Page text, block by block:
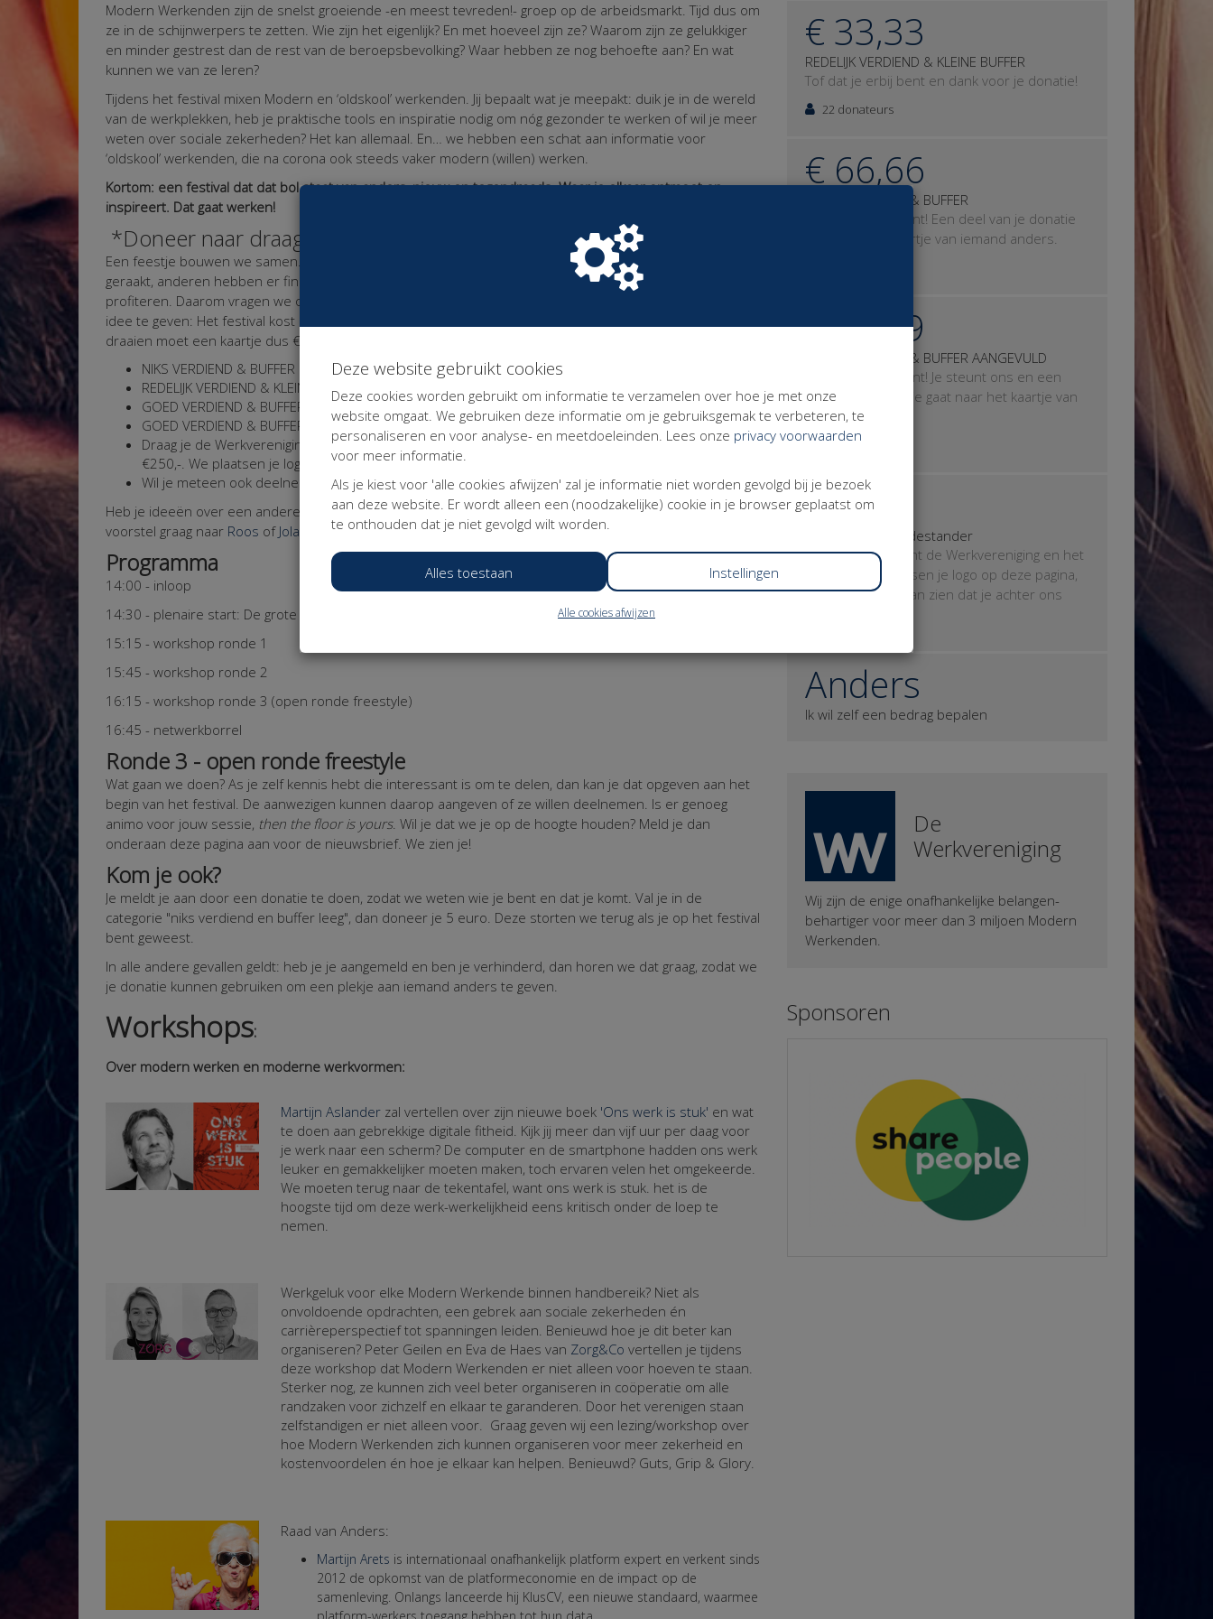
Modern Werkenden zijn de snelst groeiende -en meest tevreden!- groep op de arbeidsmarkt. Tijd dus om
ze in de schijnwerpers te zetten. Wie zijn het eigenlijk? En met hoeveel zijn ze? Waarom zijn ze gelukkiger
en minder gestrest dan de rest van de beroepsbevolking? Waar hebben ze nog behoefte aan? En wat
kunnen we van ze leren?
Tijdens het festival mixen Modern en ‘oldskool’ werkenden. Jij bepaalt wat je meepakt: duik je in de wereld
van de werkplekken, heb je praktische tools en inspiratie nodig om nóg gezonder te werken of wil je meer
weten over sociale zekerheden? Het kan allemaal. En… we hebben een schat aan informatie voor
‘oldskool’ werkenden, die na corona ook steeds vaker modern (willen) werken.
Kortom: een festival dat dat bol staat van anders, nieuw en tegendraads. Waar je elkaar ontmoet en
inspireert. Dat gaat werken!
*Doneer naar draagkracht? Wat houdt dat in?
Een feestje bouwen we samen. Sommigen van ons zijn onevenredig hard door de coronamaatregelen
geraakt, anderen hebben er financieel weinig van gemerkt en weer anderen hebben juist kunnen
profiteren. Daarom vragen we om solidair met elkaar te zijn en te doneren naar draagkracht. Om je een
idee te geven: Het festival kost ons € 5.000,- euro en we verwachten zo’n 150 bezoekers. Om quitte te
draaien moet een kaartje dus € 33,33 per persoon opleveren.
NIKS VERDIEND & BUFFER LEEG: je aanwezigheid, kennis & netwerk zijn je kapitaal
REDELIJK VERDIEND & KLEINE BUFFER: doneer dan minimaal € 33,33
GOED VERDIEND & BUFFER: doneer dan minimaal € 66,66
GOED VERDIEND & BUFFER AANGEVULD: doneer dan minimaal € 99,99
Draag je de Werkvereniging een warm hart toe en wil je mini-Medestander worden? Doneer dan
€250,-. We plaatsen je logo dan op deze pagina.Wil je een factuur, dan komt er BTW bij.
Wil je meteen ook deelnemer van de Werkvereniging worden? Wat tof! Kies dan voor die optie.
Heb je ideeën over een andere manier van bijdragen, dan zijn we daar heel benieuwd naar. Mail je
voorstel graag naar Roos of Jolanda
Programma
14:00 - inloop
14:30 - plenaire start: De grote ‘Wie is de Modern Werkende’ quiz
15:15 - workshop ronde 1
15:45 - workshop ronde 2
16:15 - workshop ronde 3 (open ronde freestyle)
16:45 - netwerkborrel
Ronde 3 - open ronde freestyle
Wat gaan we doen? As je zelf kennis hebt die interessant is om te delen, dan kan je dat opgeven aan het
begin van het festival. De aanwezigen kunnen daarop aangeven of ze willen deelnemen. Is er genoeg
animo voor jouw sessie, then the floor is yours. Wil je dat we je op de hoogte houden? Meld je dan
onderaan deze pagina aan voor de nieuwsbrief. We zien je!
Kom je ook?
Je meldt je aan door een donatie te doen, zodat we weten wie je bent en dat je komt. Val je in de
categorie "niks verdiend en buffer leeg", dan doneer je 5 euro. Deze storten we terug als je op het festival
bent geweest.
In alle andere gevallen geldt: heb je je aangemeld en ben je verhinderd, dan horen we dat graag, zodat we
je donatie kunnen gebruiken om een plekje aan iemand anders te geven.
Workshops:
Over modern werken en moderne werkvormen:
Martijn Aslander zal vertellen over zijn nieuwe boek 'Ons werk is stuk' en wat
te doen aan gebrekkige digitale fitheid. Kijk jij meer dan vijf uur per daag voor
je werk naar een scherm? De computer en de smartphone hadden ons werk
leuker en gemakkelijker moeten maken, toch ervaren velen het omgekeerde.
We moeten terug naar de tekentafel, want ons werk is stuk. het is de
hoogste tijd om deze werk-werkelijkheid eens kritisch onder de loep te
nemen.
Werkgeluk voor elke Modern Werkende binnen handbereik? Niet als
onvoldoende opdrachten, een gebrek aan sociale zekerheden én
carrièreperspectief tot spanningen leiden. Benieuwd hoe je dit beter kan
organiseren? Peter Geilen en Eva de Haes van Zorg&Co vertellen je tijdens
deze workshop dat Modern Werkenden er niet alleen voor hoeven te staan.
Sterker nog, ze kunnen zich veel beter organiseren in coöperatie om alle
randzaken voor zichzelf en elkaar te garanderen. Door het verenigen staan
zelfstandigen er niet alleen voor. Graag geven wij een lezing/workshop over
hoe Modern Werkenden zich kunnen organiseren voor meer zekerheid en
kostenvoordelen én hoe je elkaar kan helpen. Benieuwd? Guts, Grip & Glory.
Raad van Anders:
Martijn Arets is internationaal onafhankelijk platform expert en verkent sinds
2012 de opkomst van de platformeconomie en de impact op de
samenleving. Onlangs lanceerde hij KlusCV, een nieuwe standaard, waarmee
€ 33,33
REDELIJK VERDIEND & KLEINE BUFFER
Tof dat je erbij bent en dank voor je donatie!
22 donateurs
€ 66,66
GOED VERDIEND & BUFFER
Tof dat je erbij bent! Een deel van je donatie
gaat naar het kaartje van iemand anders.
€ 99,99
GOED VERDIEND & BUFFER AANGEVULD
Tof dat je erbij bent! Je steunt ons en een
deel van je donatie gaat naar het kaartje van
iemand anders.
3 donateurs
€ 250
Je wordt mini-Medestander
Geweldig, je steunt de Werkvereniging en het
Festival. We plaatsen je logo op deze pagina,
zodat iedereen kan zien dat je achter ons
Anders
Ik wil zelf een bedrag bepalen
De
Werkvereniging
Wij zijn de enige onafhankelijke belangen-
behartiger voor meer dan 3 miljoen Modern
Werkenden.
Sponsoren
Deze website gebruikt cookies
Deze cookies worden gebruikt om informatie te verzamelen over hoe je met onze
website omgaat. We gebruiken deze informatie om je gebruiksgemak te verbeteren, te
personaliseren en voor analyse- en meetdoeleinden. Lees onze privacy voorwaarden
voor meer informatie.
Als je kiest voor 'alle cookies afwijzen' zal je informatie niet worden gevolgd bij je bezoek
aan deze website. Er wordt alleen een (noodzakelijke) cookie in je browser geplaatst om
te onthouden dat je niet gevolgd wilt worden.
Alles toestaan Instellingen
Alle cookies afwijzen